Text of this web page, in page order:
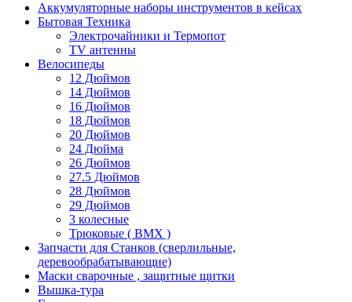
Аккумуляторные наборы инструментов в кейсах
Бытовая Техника
Электрочайники и Термопот
TV антенны
Велосипеды
12 Дюймов
14 Дюймов
16 Дюймов
18 Дюймов
20 Дюймов
24 Дюйма
26 Дюймов
27.5 Дюймов
28 Дюймов
29 Дюймов
3 колесные
Трюковые ( BMX )
Запчасти для Станков (сверлильные,
деревообрабатывающие)
Маски сварочные , защитные щитки
Вышка-тура